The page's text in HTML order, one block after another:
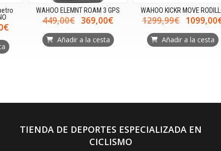
WAHOO ELEMNT ROAM 3 GPS
449,00€ 369,00€
Añadir a la cesta
WAHOO KICKR MOVE RODILLO
1299,99€ 1099,00€
Añadir a la cesta
TIENDA DE DEPORTES ESPECIALIZADA EN
CICLISMO